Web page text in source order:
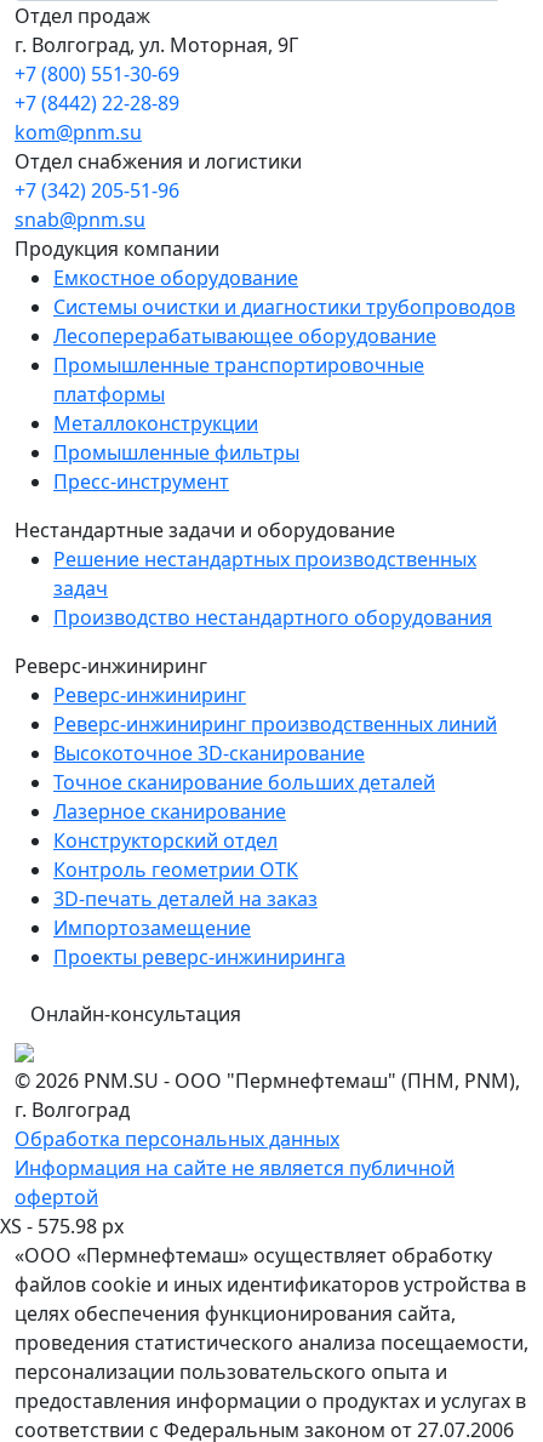
Отдел продаж
г. Волгоград, ул. Моторная, 9Г
+7 (800) 551-30-69
+7 (8442) 22-28-89
kom@pnm.su
Отдел снабжения и логистики
+7 (342) 205-51-96
snab@pnm.su
Продукция компании
Емкостное оборудование
Системы очистки и диагностики трубопроводов
Лесоперерабатывающее оборудование
Промышленные транспортировочные
платформы
Металлоконструкции
Промышленные фильтры
Пресс-инструмент
Нестандартные задачи и оборудование
Решение нестандартных производственных
задач
Производство нестандартного оборудования
Реверс-инжиниринг
Реверс-инжиниринг
Реверс-инжиниринг производственных линий
Высокоточное 3D-сканирование
Точное сканирование больших деталей
Лазерное сканирование
Конструкторский отдел
Контроль геометрии ОТК
3D-печать деталей на заказ
Импортозамещение
Проекты реверс-инжиниринга
© 2026 PNM.SU - ООО "Пермнефтемаш" (ПНМ, PNM),
г. Волгоград
Обработка персональных данных
Информация на сайте не является публичной
офертой
Онлайн-консультация
XS - 575.98 px
«ООО «Пермнефтемаш» осуществляет обработку
файлов cookie и иных идентификаторов устройства в
целях обеспечения функционирования сайта,
проведения статистического анализа посещаемости,
персонализации пользовательского опыта и
предоставления информации о продуктах и услугах в
соответствии с Федеральным законом от 27.07.2006